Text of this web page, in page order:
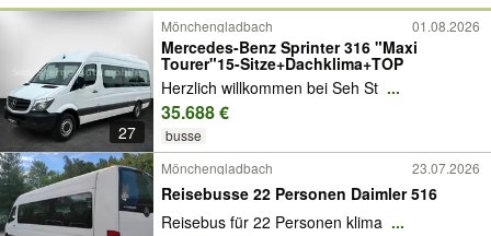
Merkliste
Nachrichten
Anzeige aufgeben
27
Mönchengladbach 01.08.2026
Mercedes-Benz Sprinter 316 "Maxi
Tourer"15-Sitze+Dachklima+TOP
Herzlich willkommen bei Seh St ...
35.688 €
busse
Mönchengladbach 23.07.2026
Reisebusse 22 Personen Daimler 516
Reisebus für 22 Personen klima ...